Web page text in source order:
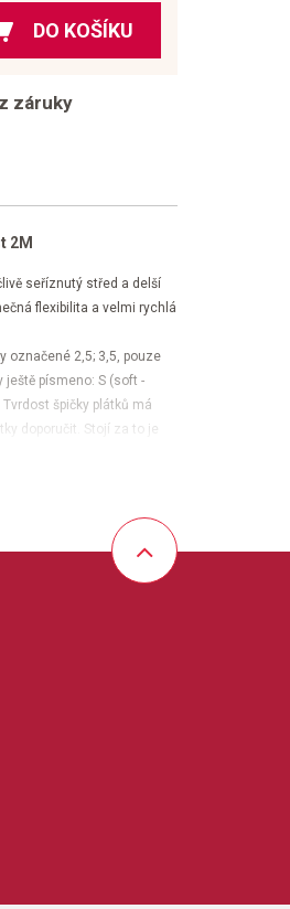
DO KOŠÍKU
záruky
2M
seříznutý střed a delší
flexibilita a velmi rychlá
označené 2,5; 3,5, pouze
písmeno: S (soft -
špičky plátků má
doporučit. Stojí za to je